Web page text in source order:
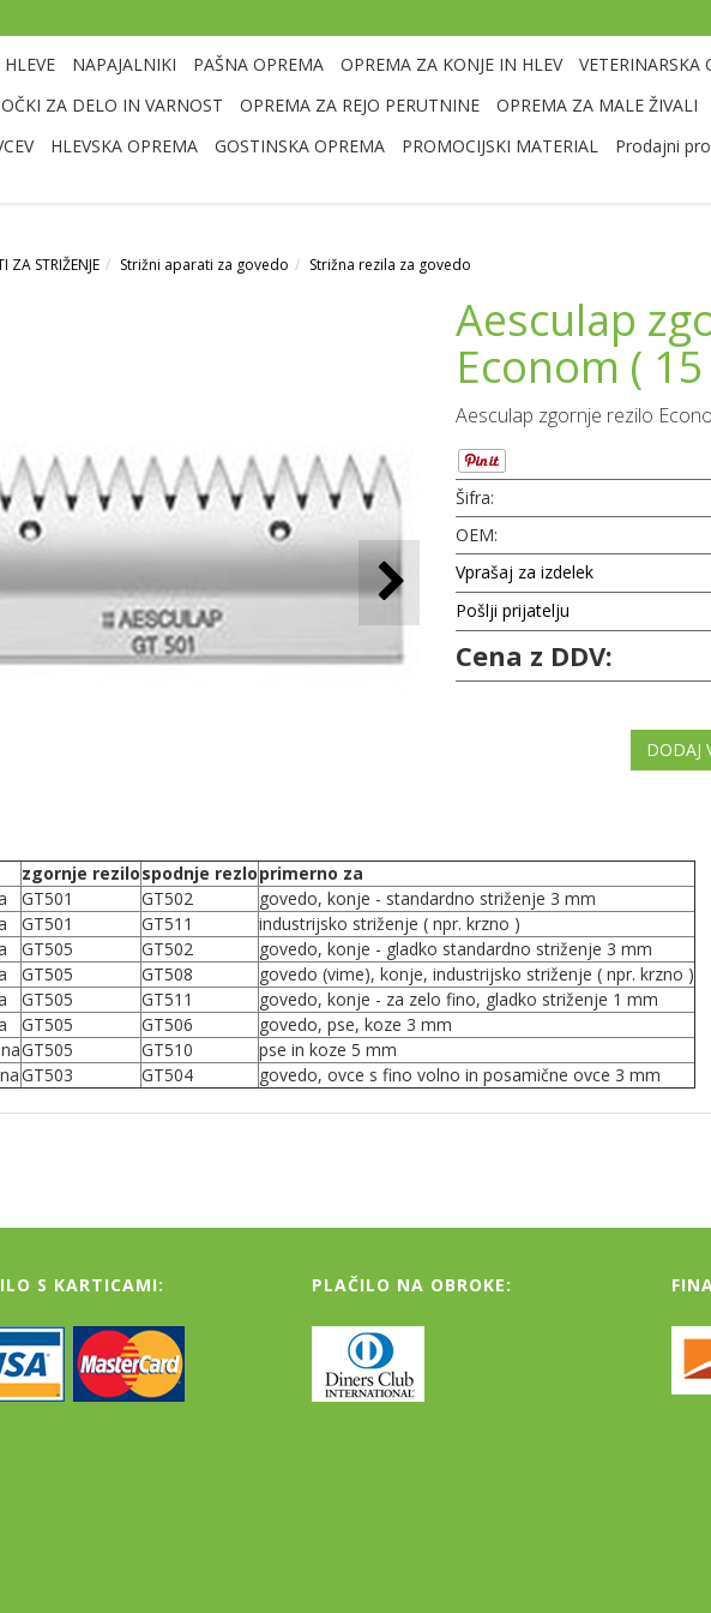
NAPAJALNIKI PAŠNA OPREMA OPREMA ZA KONJE IN HLEV
VETERINARSKA
ZA DELO IN VARNOST
OPREMA ZA REJO PERUTNINE OPREMA ZA MALE ŽIVALI
HLEVSKA OPREMA GOSTINSKA OPREMA PROMOCIJSKI MATERIAL Prodajni
ZA STRIŽENJE Strižni aparati za govedo Strižna rezila za govedo
Aesculap
Econom (
Aesculap zgornje rezilo
Šifra:
OEM:
Vprašaj za izdelek
Pošlji prijatelju
Cena z DDV:
DODAJ
zgornje rezilospodnje rezloprimerno za
GT501 GT502
govedo, konje - standardno striženje 3 mm
GT501 GT511
industrijsko striženje ( npr. krzno )
GT505 GT502
govedo, konje - gladko standardno striženje 3 mm
GT505 GT508
govedo (vime), konje, industrijsko striženje ( npr. krzno )
GT505 GT511
govedo, konje - za zelo fino, gladko striženje 1 mm
GT505 GT506
govedo, pse, koze 3 mm
GT505 GT510
pse in koze 5 mm
GT503 GT504 govedo, ovce s fino volno in posamične ovce 3 mm
S KARTICAMI: PLAČILO NA OBROKE: